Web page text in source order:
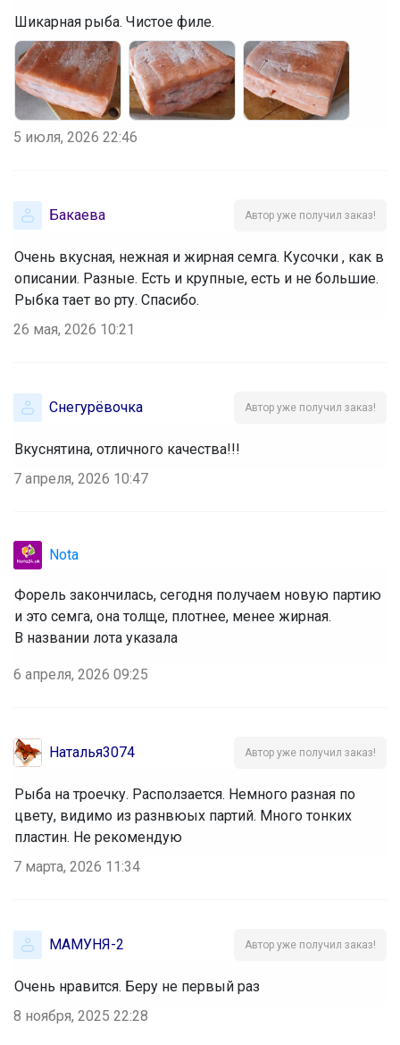
Шикарная рыба. Чистое филе.
5 июля, 2026 22:46
Бакаева Автор уже получил заказ!
Очень вкусная, нежная и жирная семга. Кусочки , как в
описании. Разные. Есть и крупные, есть и не большие.
Рыбка тает во рту. Спасибо.
26 мая, 2026 10:21
Снегурёвочка Автор уже получил заказ!
Вкуснятина, отличного качества!!!
7 апреля, 2026 10:47
Nota
Форель закончилась, сегодня получаем новую партию
и это семга, она толще, плотнее, менее жирная.
В названии лота указала
6 апреля, 2026 09:25
Наталья3074 Автор уже получил заказ!
Рыба на троечку. Расползается. Немного разная по
цвету, видимо из разнвюых партий. Много тонких
пластин. Не рекомендую
7 марта, 2026 11:34
МАМУНЯ-2 Автор уже получил заказ!
Очень нравится. Беру не первый раз
8 ноября, 2025 22:28